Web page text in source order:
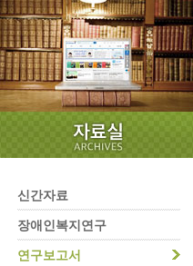
신간자료
장애인복지연구
연구보고서